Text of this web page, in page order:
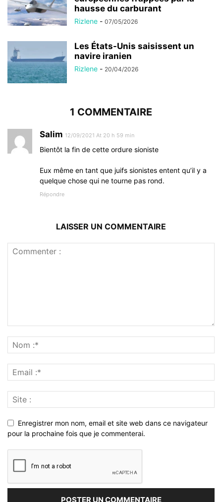
hausse du carburant
Rizlene - 07/05/2026
Les États-Unis saisissent un
navire iranien
Rizlene - 20/04/2026
1 COMMENTAIRE
Salim 12/09/2021 At 20 h 59 min
Bientôt la fin de cette ordure sioniste
Eux même en tant que juifs sionistes entent qu’il y a
quelque chose qui ne tourne pas rond.
Répondre
LAISSER UN COMMENTAIRE
Enregistrer mon nom, email et site web dans ce navigateur
pour la prochaine fois que je commenterai.